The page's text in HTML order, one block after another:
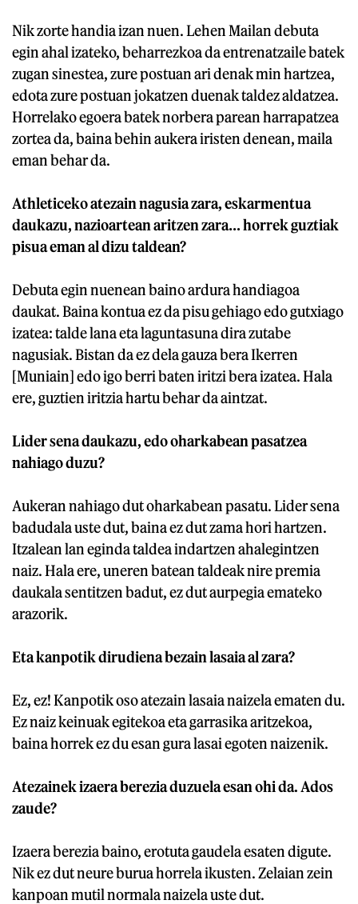
Nik zorte handia izan nuen. Lehen Mailan debuta
egin ahal izateko, beharrezkoa da entrenatzaile batek
zugan sinestea, zure postuan ari denak min hartzea,
edota zure postuan jokatzen duenak taldez aldatzea.
Horrelako egoera batek norbera parean harrapatzea
zortea da, baina behin aukera iristen denean, maila
eman behar da.
Athleticeko atezain nagusia zara, eskarmentua
daukazu, nazioartean aritzen zara… horrek guztiak
pisua eman al dizu taldean?
Debuta egin nuenean baino ardura handiagoa
daukat. Baina kontua ez da pisu gehiago edo gutxiago
izatea: talde lana eta laguntasuna dira zutabe
nagusiak. Bistan da ez dela gauza bera Ikerren
[Muniain] edo igo berri baten iritzi bera izatea. Hala
ere, guztien iritzia hartu behar da aintzat.
Lider sena daukazu, edo oharkabean pasatzea
nahiago duzu?
Aukeran nahiago dut oharkabean pasatu. Lider sena
badudala uste dut, baina ez dut zama hori hartzen.
Itzalean lan eginda taldea indartzen ahalegintzen
naiz. Hala ere, uneren batean taldeak nire premia
daukala sentitzen badut, ez dut aurpegia emateko
arazorik.
Eta kanpotik dirudiena bezain lasaia al zara?
Ez, ez! Kanpotik oso atezain lasaia naizela ematen du.
Ez naiz keinuak egitekoa eta garrasika aritzekoa,
baina horrek ez du esan gura lasai egoten naizenik.
Atezainek izaera berezia duzuela esan ohi da. Ados
zaude?
Izaera berezia baino, erotuta gaudela esaten digute.
Nik ez dut neure burua horrela ikusten. Zelaian zein
kanpoan mutil normala naizela uste dut.